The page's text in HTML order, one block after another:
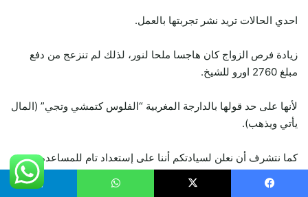
احدي الحالات تريد نشر تجربتها بالعمل.
زيادة فرص الزواج كان هاجسا ملحا لنور، لذلك لم تنزعج من دفع
مبلغ 2760 اورو للشيخ.
لأنها على حد قولها بالدارجة المغربية “الفلوس كتمشي وتجي” (المال
يأتي ويذهب).
كما نتشرف أن نعلن لسيادتكم أننا على إستعداد تام للمساعده
وهي اليوم فرحة جدا وسعيدة بالزواج من شخص تقدم لخطبتها.